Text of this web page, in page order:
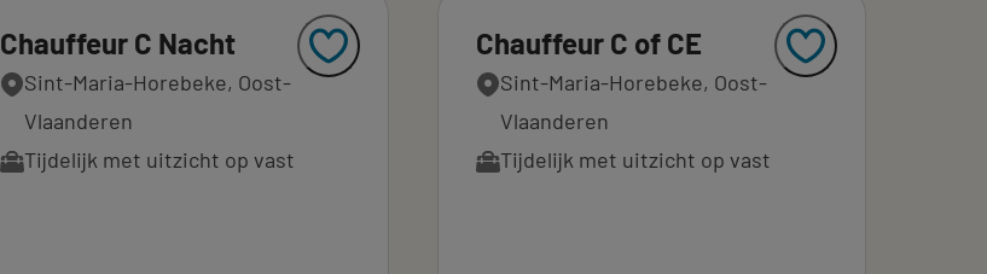
Chauffeur C Nacht
Sint-Maria-Horebeke, Oost-
Vlaanderen
Tijdelijk met uitzicht op vast
Chauffeur C of CE
Sint-Maria-Horebeke, Oost-
Vlaanderen
Tijdelijk met uitzicht op vast